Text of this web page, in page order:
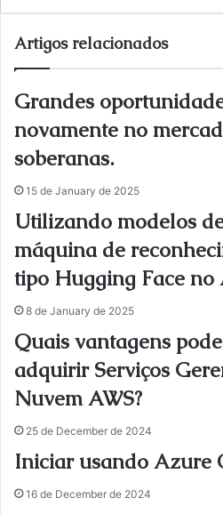
Artigos relacionados
Grandes
novamente no
soberanas.
15 de January de 2025
Utilizando modelos
máquina de
tipo Hugging Face no
8 de January de 2025
Quais vantagens
adquirir Serviços
Nuvem AWS?
25 de December de 2024
Iniciar usando Azure
16 de December de 2024